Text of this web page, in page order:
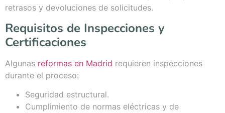
retrasos y devoluciones de solicitudes.
Requisitos de Inspecciones y
Certificaciones
Algunas reformas en Madrid requieren inspecciones
durante el proceso:
Seguridad estructural.
Cumplimiento de normas eléctricas y de